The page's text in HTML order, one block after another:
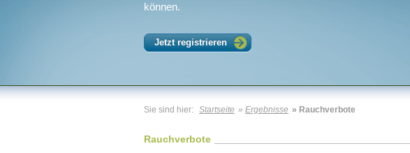
können.
Jetzt registrieren
Sie sind hier: Startseite » Ergebnisse » Rauchverbote
Rauchverbote